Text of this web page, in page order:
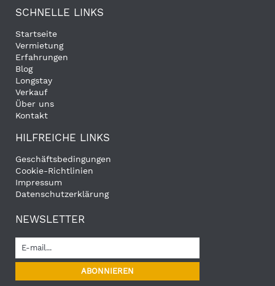
SCHNELLE LINKS
Startseite
Vermietung
Erfahrungen
Blog
Longstay
Verkauf
Über uns
Kontakt
HILFREICHE LINKS
Geschäftsbedingungen
Cookie-Richtlinien
Impressum
Datenschutzerklärung
NEWSLETTER